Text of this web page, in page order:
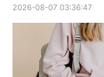
2026-08-07 03:36:47